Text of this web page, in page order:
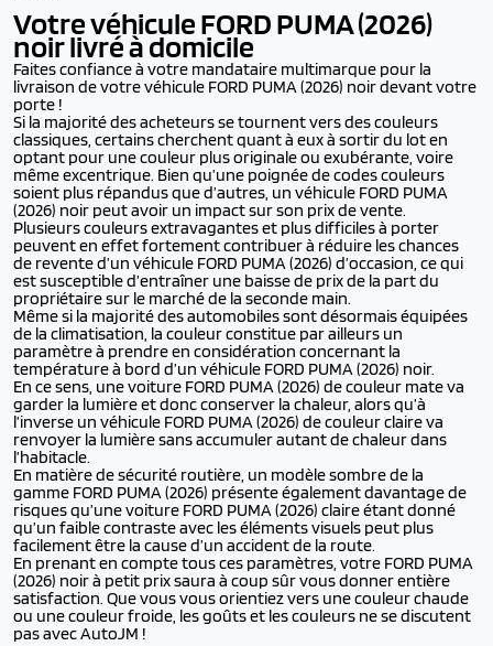
Votre véhicule FORD PUMA (2026)
noir livré à domicile
Faites confiance à votre mandataire multimarque pour la
livraison de votre véhicule FORD PUMA (2026) noir devant votre
porte !
Si la majorité des acheteurs se tournent vers des couleurs
classiques, certains cherchent quant à eux à sortir du lot en
optant pour une couleur plus originale ou exubérante, voire
même excentrique. Bien qu’une poignée de codes couleurs
soient plus répandus que d’autres, un véhicule FORD PUMA
(2026) noir peut avoir un impact sur son prix de vente.
Plusieurs couleurs extravagantes et plus difficiles à porter
peuvent en effet fortement contribuer à réduire les chances
de revente d’un véhicule FORD PUMA (2026) d’occasion, ce qui
est susceptible d’entraîner une baisse de prix de la part du
propriétaire sur le marché de la seconde main.
Même si la majorité des automobiles sont désormais équipées
de la climatisation, la couleur constitue par ailleurs un
paramètre à prendre en considération concernant la
température à bord d’un véhicule FORD PUMA (2026) noir.
En ce sens, une voiture FORD PUMA (2026) de couleur mate va
garder la lumière et donc conserver la chaleur, alors qu’à
l’inverse un véhicule FORD PUMA (2026) de couleur claire va
renvoyer la lumière sans accumuler autant de chaleur dans
l’habitacle.
En matière de sécurité routière, un modèle sombre de la
gamme FORD PUMA (2026) présente également davantage de
risques qu’une voiture FORD PUMA (2026) claire étant donné
qu’un faible contraste avec les éléments visuels peut plus
facilement être la cause d’un accident de la route.
En prenant en compte tous ces paramètres, votre FORD PUMA
(2026) noir à petit prix saura à coup sûr vous donner entière
satisfaction. Que vous vous orientiez vers une couleur chaude
ou une couleur froide, les goûts et les couleurs ne se discutent
pas avec AutoJM !